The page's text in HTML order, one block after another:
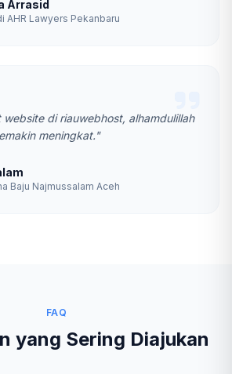
Arrasid
AHR Lawyers Pekanbaru
website di riauwebhost, alhamdulillah
meningkat."
Baju Najmussalam Aceh
FAQ
yang Sering Diajukan